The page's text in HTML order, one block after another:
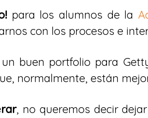
para los alumnos de la
con los procesos e
buen portfolio para
normalmente, están
, no queremos decir